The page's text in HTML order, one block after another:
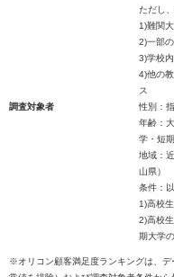
ただし
1)難関
2)一部
3)学校
4)他の
ス
調査対象者
性別：
年齢：
学・短
地域：
山県）
条件：
1)高校
2)高校
期大学
※オリコン顧客満足度ランキングは、